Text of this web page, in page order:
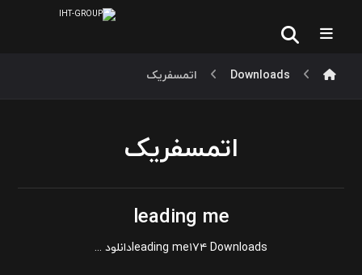
Downloads اتمسفریک
اتمسفریک
leading me
leading me۱۷۴ Downloadsدانلود ...